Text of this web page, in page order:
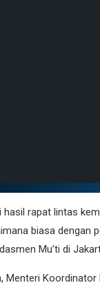
hasil rapat lintas
biasa dengan
Mu’ti di
Menteri Koordinator